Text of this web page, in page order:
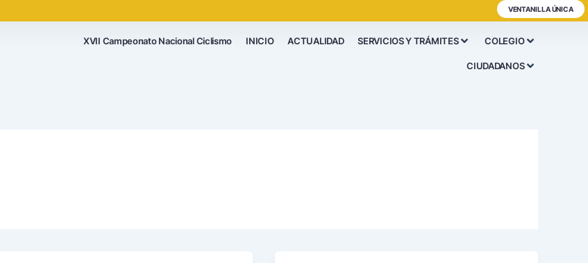
VENTANILLA ÚNICA
XVII Campeonato Nacional Ciclismo INICIO ACTUALIDAD SERVICIOS Y TRÁMITES COLEGIO
CIUDADANOS